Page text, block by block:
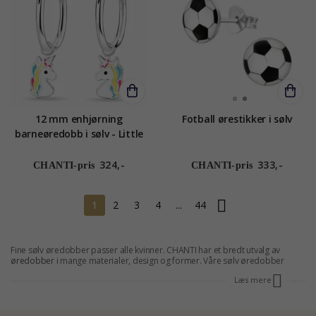
12 mm enhjørning
barneøredobb i sølv - Little
CHANTI-pris 324,-
Fotball ørestikker i sølv
CHANTI-pris 333,-
1 2 3 4 ... 44
Fine sølv øredobber passer alle kvinner. CHANTI har et bredt utvalg av
øredobber i mange materialer, design og former. Våre sølv øredobber
attraktiv. Sølv har alltid vært en god og populær metall for smykker. Et par
Læs mere